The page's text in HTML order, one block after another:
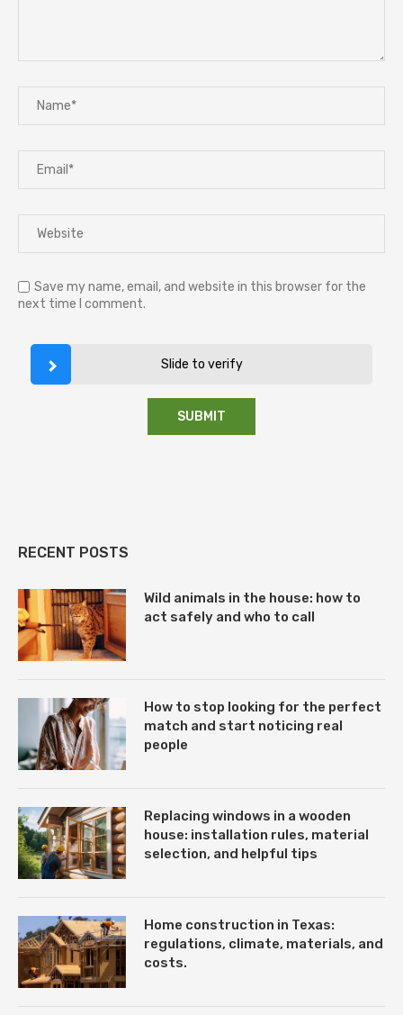
Save my name, email, and website in this browser for the
next time I comment.
Slide to verify
RECENT POSTS
Wild animals in the house: how to
act safely and who to call
How to stop looking for the perfect
match and start noticing real
people
Replacing windows in a wooden
house: installation rules, material
selection, and helpful tips
Home construction in Texas:
regulations, climate, materials, and
costs.